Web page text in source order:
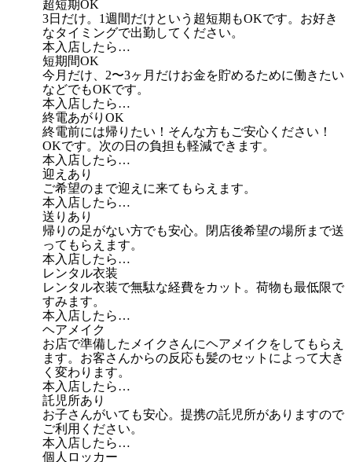
超短期OK
3日だけ。1週間だけという超短期もOKです。お好き
なタイミングで出勤してください。
本入店したら…
短期間OK
今月だけ、2〜3ヶ月だけお金を貯めるために働きたい
などでもOKです。
本入店したら…
終電あがりOK
終電前には帰りたい！そんな方もご安心ください！
OKです。次の日の負担も軽減できます。
本入店したら…
迎えあり
ご希望のまで迎えに来てもらえます。
本入店したら…
送りあり
帰りの足がない方でも安心。閉店後希望の場所まで送
ってもらえます。
本入店したら…
レンタル衣装
レンタル衣装で無駄な経費をカット。荷物も最低限で
すみます。
本入店したら…
ヘアメイク
お店で準備したメイクさんにヘアメイクをしてもらえ
ます。お客さんからの反応も髪のセットによって大き
く変わります。
本入店したら…
託児所あり
お子さんがいても安心。提携の託児所がありますので
ご利用ください。
本入店したら…
個人ロッカー